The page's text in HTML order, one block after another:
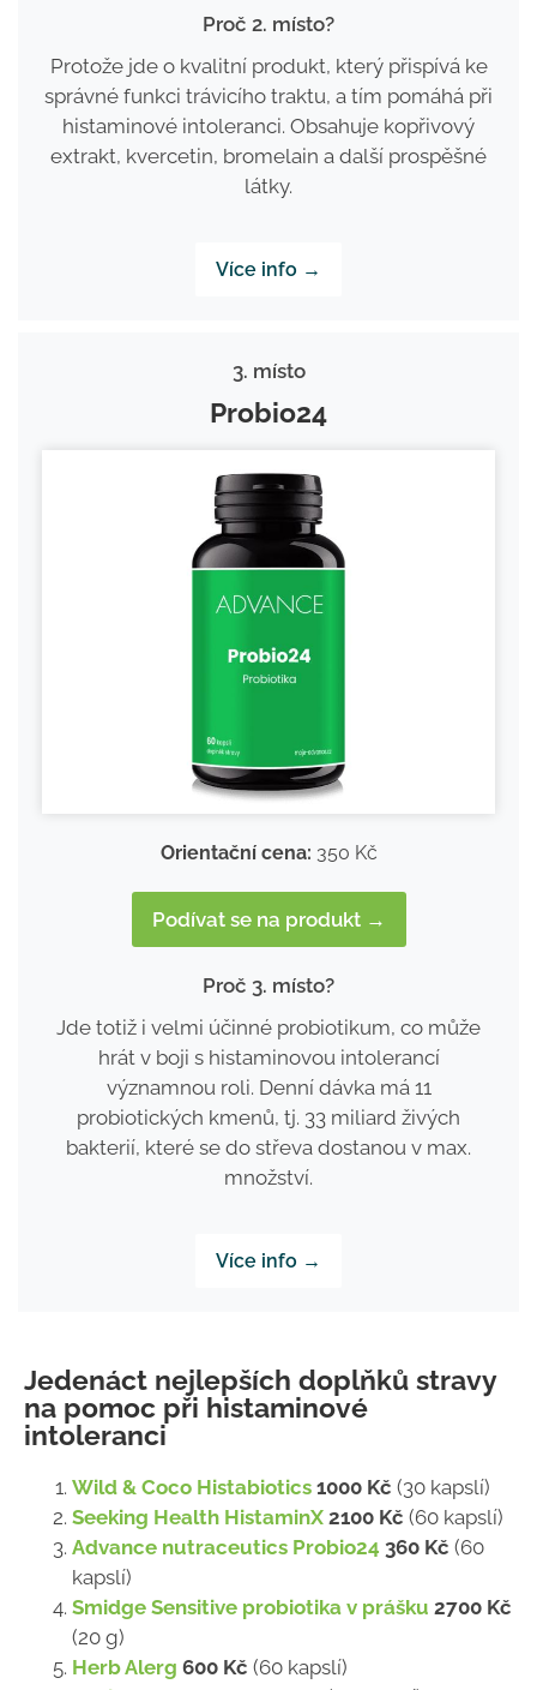
Proč 2. místo?
Protože jde o kvalitní produkt, který přispívá ke
správné funkci trávicího traktu, a tím pomáhá při
histaminové intoleranci. Obsahuje kopřivový
extrakt, kvercetin, bromelain a další prospěšné
látky.
Více info →
3. místo
Probio24
Orientační cena: 350 Kč
Podívat se na produkt →
Proč 3. místo?
Jde totiž i velmi účinné probiotikum, co může
hrát v boji s histaminovou intolerancí
významnou roli. Denní dávka má 11
probiotických kmenů, tj. 33 miliard živých
bakterií, které se do střeva dostanou v max.
množství.
Více info →
Jedenáct nejlepších doplňků stravy
na pomoc při histaminové
intoleranci
Wild & Coco Histabiotics 1000 Kč (30 kapslí)
Seeking Health HistaminX 2100 Kč (60 kapslí)
Advance nutraceutics Probio24 360 Kč (60
kapslí)
Smidge Sensitive probiotika v prášku 2700 Kč
(20 g)
Herb Alerg 600 Kč (60 kapslí)